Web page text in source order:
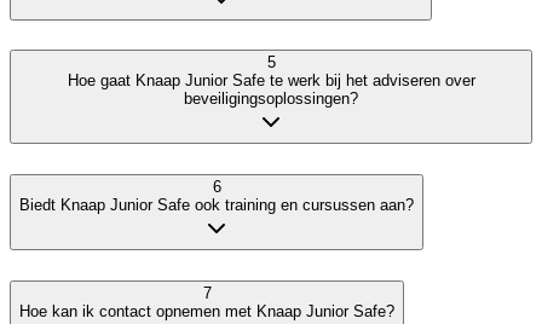
5
Hoe gaat Knaap Junior Safe te werk bij het adviseren over
beveiligingsoplossingen?
6
Biedt Knaap Junior Safe ook training en cursussen aan?
7
Hoe kan ik contact opnemen met Knaap Junior Safe?